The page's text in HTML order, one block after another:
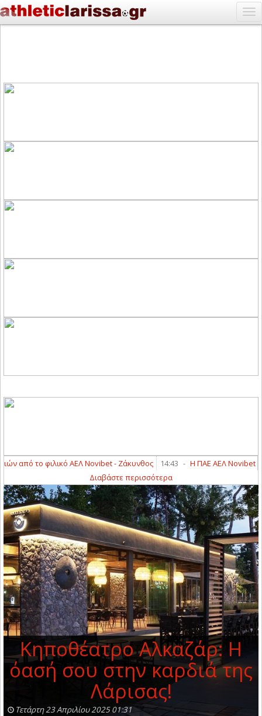
το φιλικό ΑΕΛ Novibet - Ζάκυνθος 14:43
Η ΠΑΕ ΑΕΛ Novibet
Διαβάστε περισσότερα
Κηποθέατρο Αλκαζάρ: Η
όασή σου στην καρδιά της
Λάρισας!
Τετάρτη 23 Απριλίου 2025 01:31